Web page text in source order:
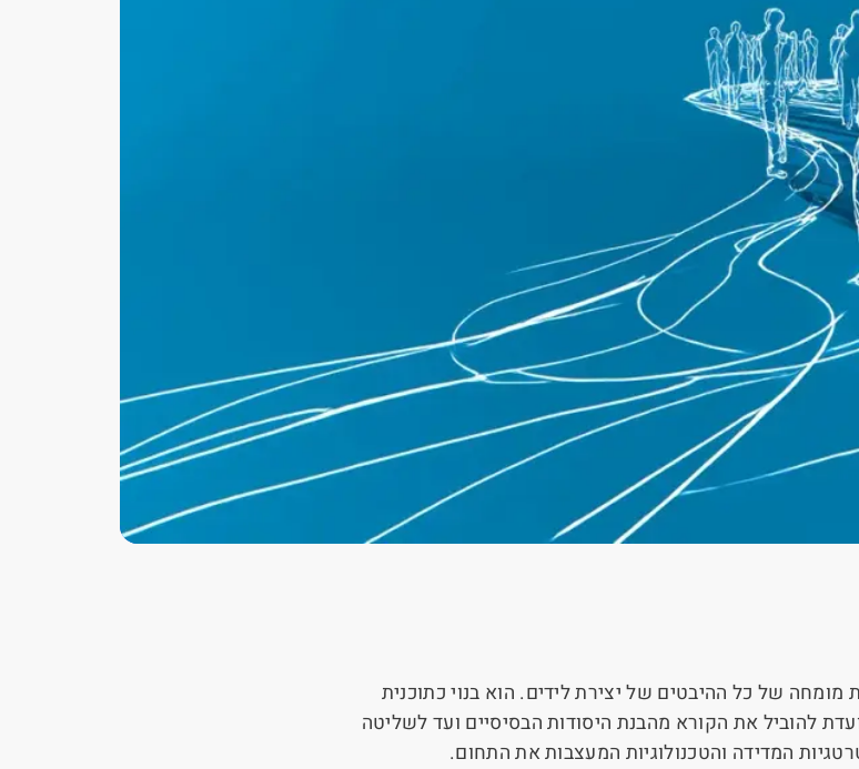
של כל ההיבטים של יצירת לידים. הוא בנוי כתוכנית
להוביל את הקורא מהבנת היסודות הבסיסיים ועד לשליטה
המדידה והטכנולוגיות המעצבות את התחום.